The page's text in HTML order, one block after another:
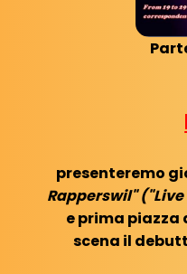
presenteremo
Rapperswil"
e prima piazza
scena il